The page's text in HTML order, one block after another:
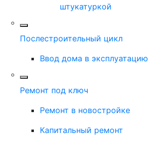
штукатуркой
Послестроительный цикл
Ввод дома в эксплуатацию
Ремонт под ключ
Ремонт в новостройке
Капитальный ремонт